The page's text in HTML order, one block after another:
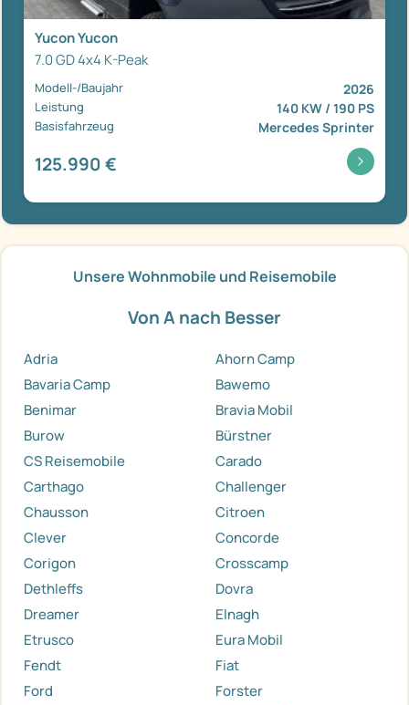
Yucon Yucon
7.0 GD 4x4 K-Peak
Modell-/Baujahr 2026
Leistung 140 KW / 190 PS
Basisfahrzeug Mercedes Sprinter
125.990 €
Unsere Wohnmobile und Reisemobile
Von A nach Besser
Adria
Ahorn Camp
Bavaria Camp
Bawemo
Benimar
Bravia Mobil
Burow
Bürstner
CS Reisemobile
Carado
Carthago
Challenger
Chausson
Citroen
Clever
Concorde
Corigon
Crosscamp
Dethleffs
Dovra
Dreamer
Elnagh
Etrusco
Eura Mobil
Fendt
Fiat
Ford
Forster